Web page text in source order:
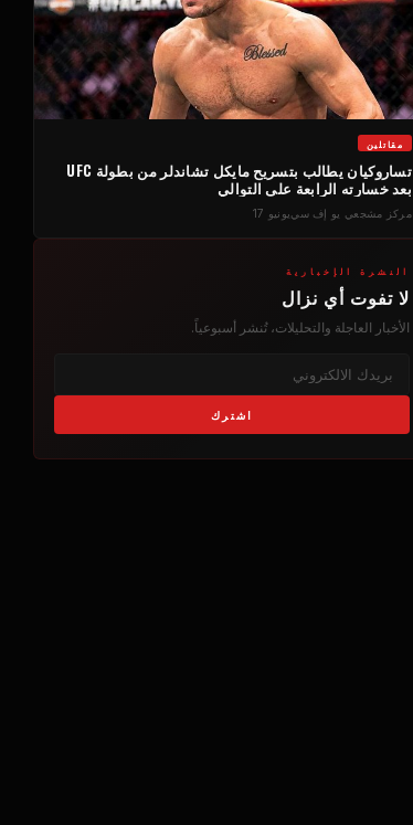
مقاتلين
تساروكيان يطالب بتسريح مايكل تشاندلر من بطولة UFC
بعد خسارته الرابعة على التوالي
مركز مشجعي يو إف سييونيو 17
النشرة الإخبارية
لا تفوت أي نزال
الأخبار العاجلة والتحليلات، تُنشر أسبوعياً.
اشترك